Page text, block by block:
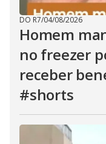
DO R7/04/08/2026
Homem
no freezer
receber
#shorts